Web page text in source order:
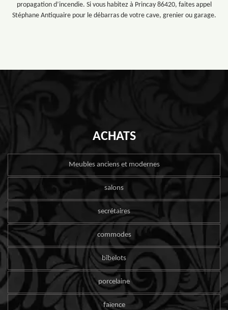
propagation d’incendie. Si vous habitez à Princay 86420, faites appel
Stéphane Antiquaire pour le débarras de votre cave, grenier ou garage.
ACHATS
Meubles anciens et modernes
salons
secrétaires
commodes
bibelots
porcelaine
faïence